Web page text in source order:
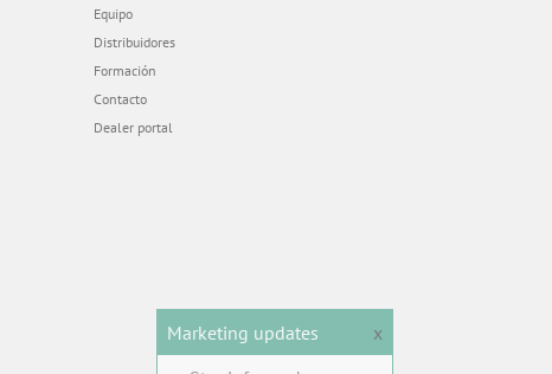
Equipo
Distribuidores
Formación
Contacto
Dealer portal
Marketing updates
x